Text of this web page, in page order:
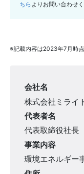
ちら よりお問い合わせく
※記載内容は2023年7月時点
会社名
株式会社ミライ
代表者名
代表取締役社
事業内容
環境エネルギー